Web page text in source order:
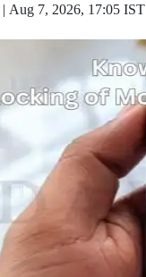
| Aug 7, 2026, 17:05 IST